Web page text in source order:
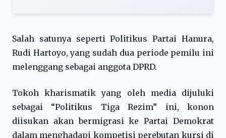
Salah satunya seperti Politikus Partai Hanura,
Rudi Hartoyo, yang sudah dua periode pemilu ini
melenggang sebagai anggota DPRD.
Tokoh kharismatik yang oleh media dijuluki
sebagai “Politikus Tiga Rezim” ini, konon
diisukan akan bermigrasi ke Partai Demokrat
dalam menghadapi kompetisi perebutan kursi di